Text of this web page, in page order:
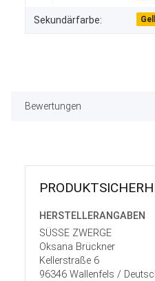
Sekundärfarbe:
Bewertungen
HERSTELLER­ANGABEN
SÜSSE ZWERGE
Oksana Brückner
Kellerstraße 6
96346 Wallenfels /